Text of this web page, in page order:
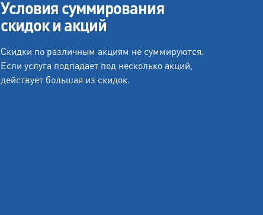
Условия суммирования
скидок и акций
Скидки по различным акциям не суммируются.
Если услуга подпадает под несколько акций,
действует большая из скидок.